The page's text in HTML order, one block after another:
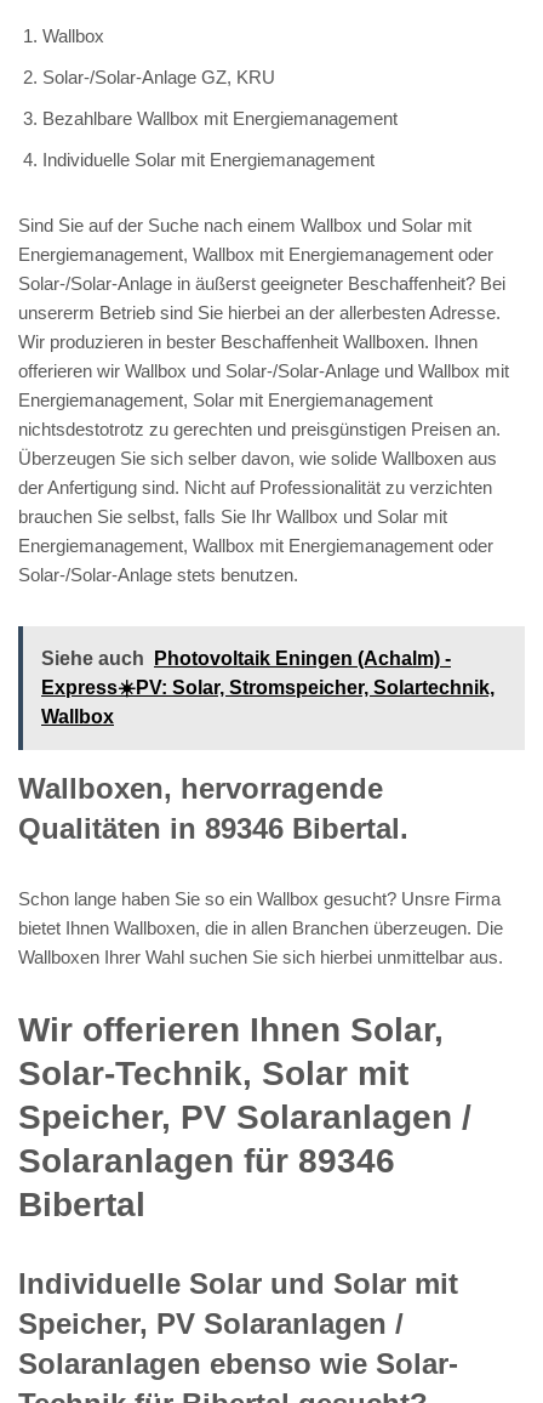
Wallbox
Solar-/Solar-Anlage GZ, KRU
Bezahlbare Wallbox mit Energiemanagement
Individuelle Solar mit Energiemanagement
Sind Sie auf der Suche nach einem Wallbox und Solar mit
Energiemanagement, Wallbox mit Energiemanagement oder
Solar-/Solar-Anlage in äußerst geeigneter Beschaffenheit? Bei
unsererm Betrieb sind Sie hierbei an der allerbesten Adresse.
Wir produzieren in bester Beschaffenheit Wallboxen. Ihnen
offerieren wir Wallbox und Solar-/Solar-Anlage und Wallbox mit
Energiemanagement, Solar mit Energiemanagement
nichtsdestotrotz zu gerechten und preisgünstigen Preisen an.
Überzeugen Sie sich selber davon, wie solide Wallboxen aus
der Anfertigung sind. Nicht auf Professionalität zu verzichten
brauchen Sie selbst, falls Sie Ihr Wallbox und Solar mit
Energiemanagement, Wallbox mit Energiemanagement oder
Solar-/Solar-Anlage stets benutzen.
Siehe auch
Photovoltaik Eningen (Achalm) -
Express☀️PV️: Solar, Stromspeicher, Solartechnik,
Wallbox
Wallboxen, hervorragende
Qualitäten in 89346 Bibertal.
Schon lange haben Sie so ein Wallbox gesucht? Unsre Firma
bietet Ihnen Wallboxen, die in allen Branchen überzeugen. Die
Wallboxen Ihrer Wahl suchen Sie sich hierbei unmittelbar aus.
Wir offerieren Ihnen Solar,
Solar-Technik, Solar mit
Speicher, PV Solaranlagen /
Solaranlagen für 89346
Bibertal
Individuelle Solar und Solar mit
Speicher, PV Solaranlagen /
Solaranlagen ebenso wie Solar-